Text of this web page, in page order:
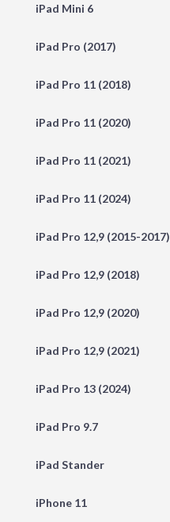
iPad Mini 6
iPad Pro (2017)
iPad Pro 11 (2018)
iPad Pro 11 (2020)
iPad Pro 11 (2021)
iPad Pro 11 (2024)
iPad Pro 12,9 (2015-2017)
iPad Pro 12,9 (2018)
iPad Pro 12,9 (2020)
iPad Pro 12,9 (2021)
iPad Pro 13 (2024)
iPad Pro 9.7
iPad Stander
iPhone 11